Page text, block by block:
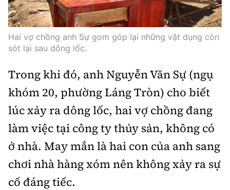
Hai vợ chồng anh Sự gom góp lại những vật dụng còn
sót lại sau dông lốc.
Trong khi đó, anh Nguyễn Văn Sự (ngụ
khóm 20, phường Láng Tròn) cho biết
lúc xảy ra dông lốc, hai vợ chồng đang
làm việc tại công ty thủy sản, không có
ở nhà. May mắn là hai con của anh sang
chơi nhà hàng xóm nên không xảy ra sự
cố đáng tiếc.